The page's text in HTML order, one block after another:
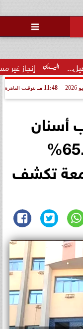

إنجاز غير مسبوق..
11:48 مـ بتوقيت القاهرة
أسنان
سوهاج.. رسوب 65.77%
تكشف